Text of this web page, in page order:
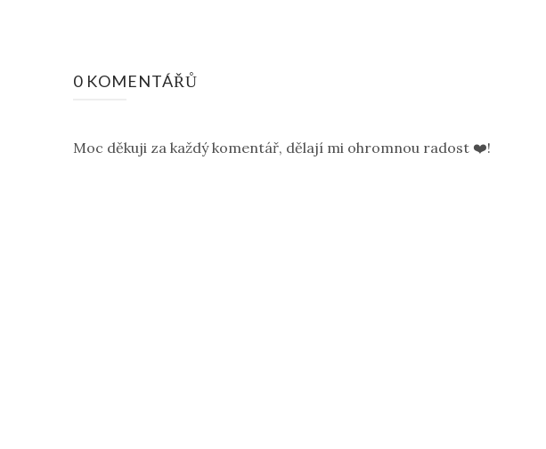
0 KOMENTÁŘŮ
Moc děkuji za každý komentář, dělají mi ohromnou radost ❤️!